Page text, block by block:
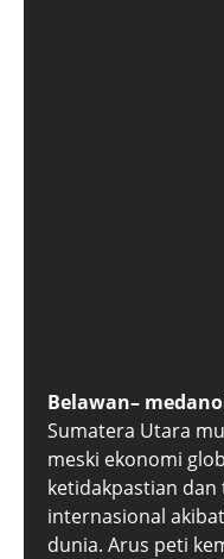
Belawan–
Sumatera Utara
meski ekonomi
ketidakpastian
internasional
dunia. Arus peti